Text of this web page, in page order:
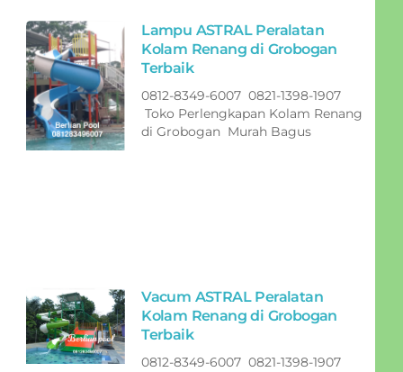
Lampu ASTRAL Peralatan
Kolam Renang di Grobogan
Terbaik
0812-8349-6007 0821-1398-1907
Toko Perlengkapan Kolam Renang
di Grobogan Murah Bagus
Vacum ASTRAL Peralatan
Kolam Renang di Grobogan
Terbaik
0812-8349-6007 0821-1398-1907